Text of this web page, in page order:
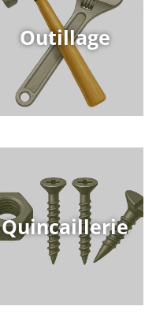
Outillage
Quincaillerie